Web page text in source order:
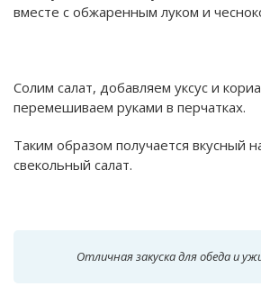
вместе с обжаренным луком и
Солим салат, добавляем уксус и
перемешиваем руками в перчатках.
Таким образом получается вкусный
свекольный салат.
Отличная закуска для обеда и